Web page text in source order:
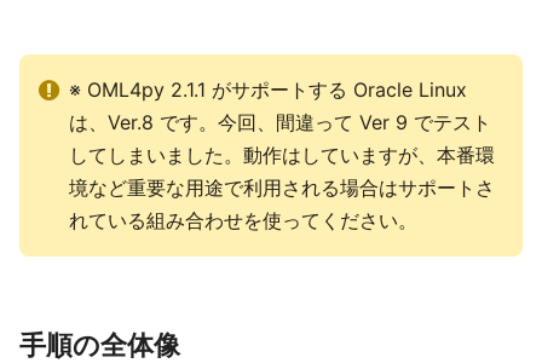
※ OML4py 2.1.1 がサポートする Oracle Linux
は、Ver.8 です。今回、間違って Ver 9 でテスト
してしまいました。動作はしていますが、本番環
境など重要な用途で利用される場合はサポートさ
れている組み合わせを使ってください。
手順の全体像